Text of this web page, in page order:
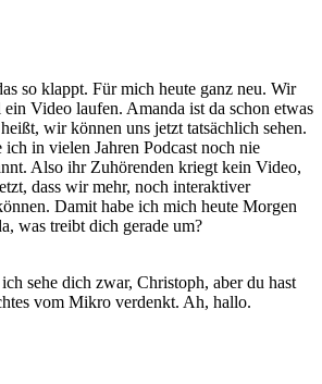
so klappt. Für mich heute ganz neu. Wir
ein Video laufen. Amanda ist da schon etwas
wir können uns jetzt tatsächlich sehen.
ich in vielen Jahren Podcast noch nie
Also ihr Zuhörenden kriegt kein Video,
dass wir mehr, noch interaktiver
Damit habe ich mich heute Morgen
was treibt dich gerade um?
sehe dich zwar, Christoph, aber du hast
vom Mikro verdenkt. Ah, hallo.